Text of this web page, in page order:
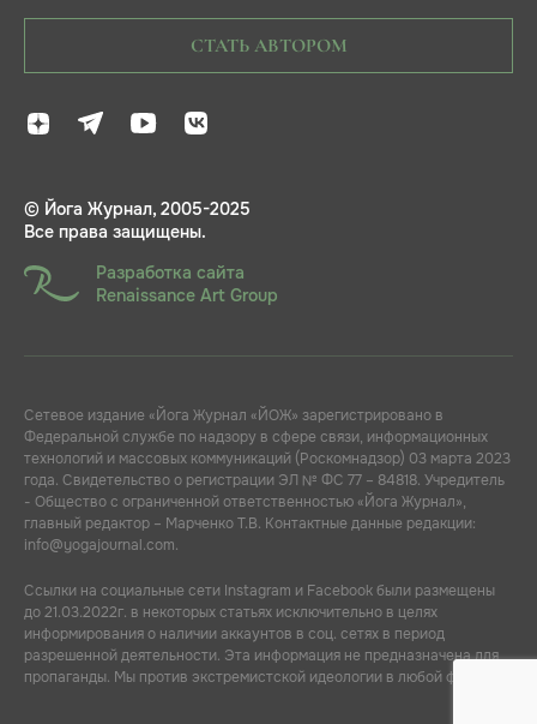
СТАТЬ АВТОРОМ
© Йога Журнал, 2005-2025
Все права защищены.
Разработка сайта
Renaissance Art Group
Сетевое издание «Йога Журнал «ЙОЖ» зарегистрировано в
Федеральной службе по надзору в сфере связи, информационных
технологий и массовых коммуникаций (Роскомнадзор) 03 марта 2023
года. Свидетельство о регистрации ЭЛ № ФС 77 – 84818. Учредитель
- Общество с ограниченной ответственностью «Йога Журнал»,
главный редактор – Марченко Т.В. Контактные данные редакции:
info@yogajournal.com.
Ссылки на социальные сети Instagram и Facebook были размещены
до 21.03.2022г. в некоторых статьях исключительно в целях
информирования о наличии аккаунтов в соц. сетях в период
разрешенной деятельности. Эта информация не предназначена для
пропаганды. Мы против экстремистской идеологии в любой форме.